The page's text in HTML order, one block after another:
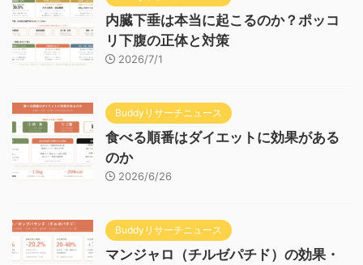
内臓下垂は本当に起こるのか？ポッコ
リ下腹の正体と対策
2026/7/1
Buddyリサーチニュース
食べる順番はダイエットに効果がある
のか
2026/6/26
Buddyリサーチニュース
マンジャロ（チルゼパチド）の効果・